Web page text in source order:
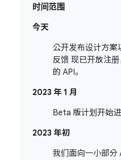
时间范围
今天
公开发布设计方案
反馈 现已开放注
的 API。
2023 年 1 月
Beta 版计划开始
2023 年初
我们面向一小部分